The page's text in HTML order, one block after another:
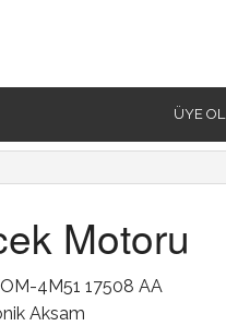
ÜYE OL
Motoru
4M51 17508 AA
Aksam